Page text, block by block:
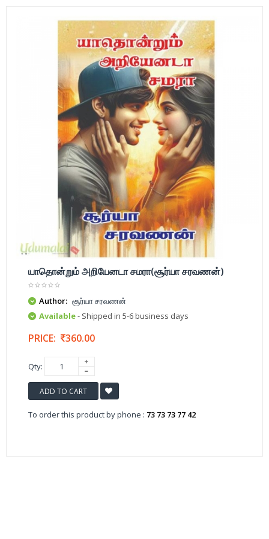
யாதொன்றும் அறியேனடா சமரா(சூர்யா சரவணன்)
Author: சூர்யா சரவணன்
Available- Shipped in 5-6 business days
PRICE: 360.00
Qty:
ADD TO CART
To order this product by phone : 73 73 73 77 42